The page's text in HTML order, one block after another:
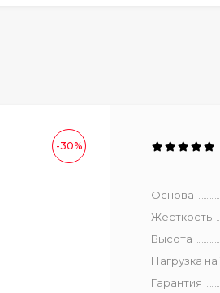
-30%
Основа
Жесткость
Высота
Нагрузка
Гарантия